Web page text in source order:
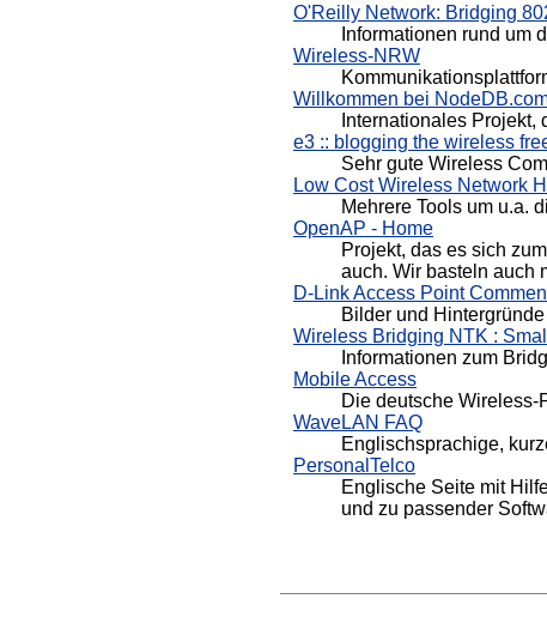
O'Reilly Network: Bridging
Informationen rund um
Wireless-NRW
Willkommen bei
Internationales
e3 :: blogging the wireless
Sehr gute Wireless
Low Cost Wireless Network
Mehrere Tools um u.a.
OpenAP - Home
Projekt, das es sich
auch. Wir basteln auch
D-Link Access Point
Bilder und
Wireless Bridging NTK :
Informationen zum
Mobile Access
Die deutsche
WaveLAN FAQ
Englischsprachige,
PersonalTelco
Englische Seite mit
und zu passender